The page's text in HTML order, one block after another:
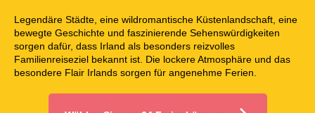
Legendäre Städte, eine wildromantische Küstenlandschaft, eine
bewegte Geschichte und faszinierende Sehenswürdigkeiten
sorgen dafür, dass Irland als besonders reizvolles
Familienreiseziel bekannt ist. Die lockere Atmosphäre und das
besondere Flair Irlands sorgen für angenehme Ferien.